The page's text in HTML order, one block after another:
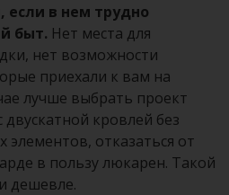
в нем трудно
быт. Нет места для
нет возможности
приехали к вам на
лучше выбрать проект
кровлей без
элементов, отказаться от
в пользу люкарен. Такой
дешевле.